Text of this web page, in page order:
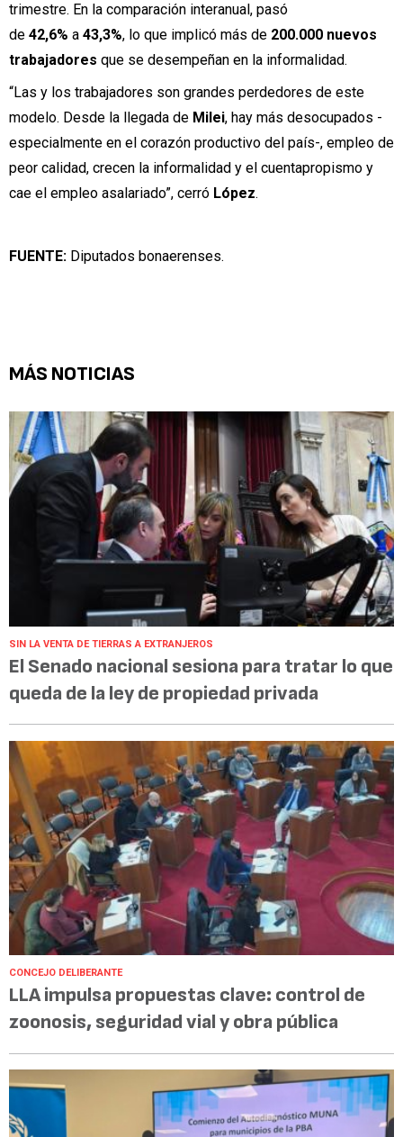
trimestre. En la comparación interanual, pasó
de 42,6% a 43,3%, lo que implicó más de 200.000 nuevos
trabajadores que se desempeñan en la informalidad.
“Las y los trabajadores son grandes perdedores de este
modelo. Desde la llegada de Milei, hay más desocupados -
especialmente en el corazón productivo del país-, empleo de
peor calidad, crecen la informalidad y el cuentapropismo y
cae el empleo asalariado”, cerró López.
FUENTE: Diputados bonaerenses.
MÁS NOTICIAS
SIN LA VENTA DE TIERRAS A EXTRANJEROS
El Senado nacional sesiona para tratar lo que
queda de la ley de propiedad privada
CONCEJO DELIBERANTE
LLA impulsa propuestas clave: control de
zoonosis, seguridad vial y obra pública